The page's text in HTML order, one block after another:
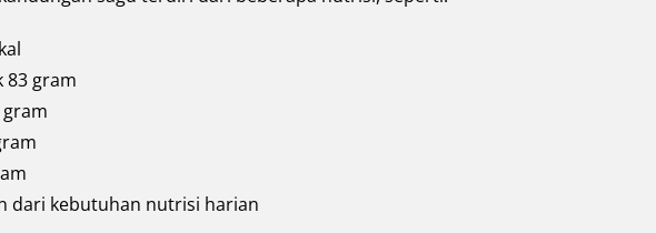
83 gram
dari kebutuhan nutrisi harian